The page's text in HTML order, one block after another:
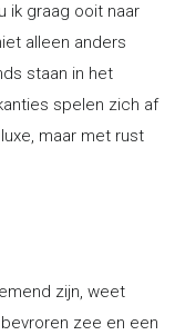
ik graag ooit naar
alleen anders
staan in het
spelen zich af
maar met rust
zijn, weet
bevroren zee en een